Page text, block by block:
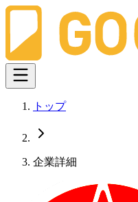
トップ
企業詳細